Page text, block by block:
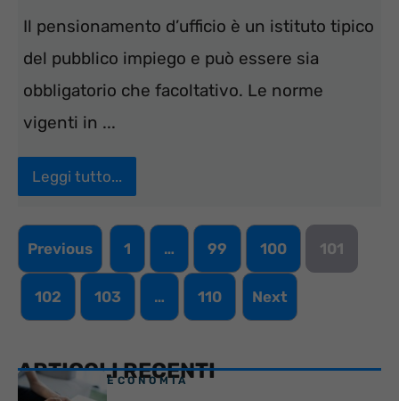
Il pensionamento d’ufficio è un istituto tipico
del pubblico impiego e può essere sia
obbligatorio che facoltativo. Le norme
vigenti in ...
Leggi tutto...
Previous 1 … 99 100 101
102 103 … 110 Next
ARTICOLI RECENTI
ECONOMIA